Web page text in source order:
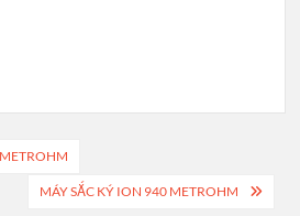
MÁY SẮC KÝ ION 940 METROHM